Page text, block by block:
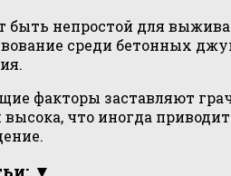
быть непростой для
среди бетонных
факторы заставляют
что иногда
▼